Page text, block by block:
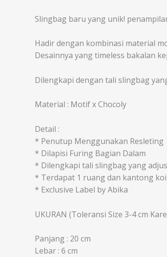
Slingbag baru yang unik!
Hadir dengan kombinasi material
Desainnya yang timeless bakalan
Dilengkapi dengan tali slingbag
Material : Motif x Chocoly
Detail :
* Penutup Menggunakan Resleting
* Dilapisi Furing Bagian Dalam
* Dilengkapi tali slingbag yang
* Terdapat 1 ruang dan kantong
* Exclusive Label by Abika
UKURAN (Toleransi Size 3-4 cm
Panjang : 20 cm
Lebar : 6 cm